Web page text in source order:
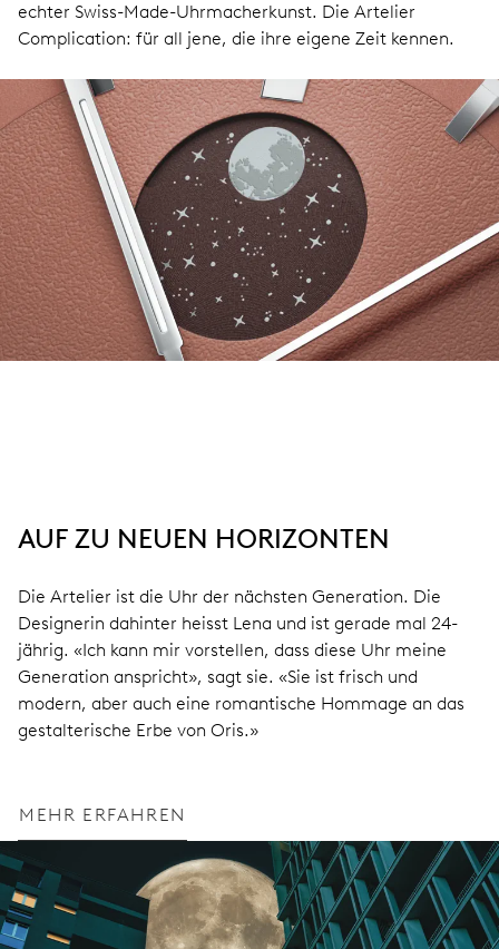
echter Swiss-Made-Uhrmacherkunst. Die Artelier
Complication: für all jene, die ihre eigene Zeit kennen.
AUF ZU NEUEN HORIZONTEN
Die Artelier ist die Uhr der nächsten Generation. Die
Designerin dahinter heisst Lena und ist gerade mal 24-
jährig. «Ich kann mir vorstellen, dass diese Uhr meine
Generation anspricht», sagt sie. «Sie ist frisch und
modern, aber auch eine romantische Hommage an das
gestalterische Erbe von Oris.»
MEHR ERFAHREN